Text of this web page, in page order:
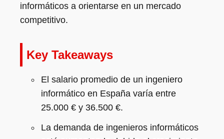
informáticos a orientarse en un mercado
competitivo.
Key Takeaways
El salario promedio de un ingeniero
informático en España varía entre
25.000 € y 36.500 €.
La demanda de ingenieros informáticos